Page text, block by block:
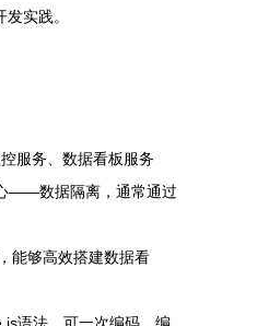
实践。
服务、数据看板服务
——数据隔离，通常通过
能够高效搭建数据看